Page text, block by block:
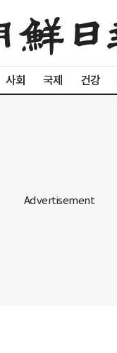
사회 국제 건강